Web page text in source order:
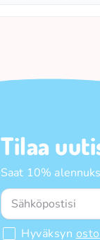
Tilaa
Saat 10%
Hyväksyn